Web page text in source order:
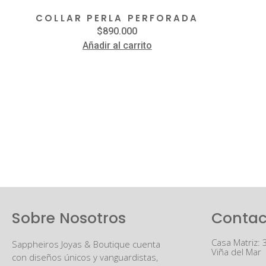
COLLAR PERLA PERFORADA
$890.000
Añadir al carrito
Sobre Nosotros
Sappheiros Joyas & Boutique cuenta
con diseños únicos y vanguardistas,
Casa Matriz:
Viña del Mar